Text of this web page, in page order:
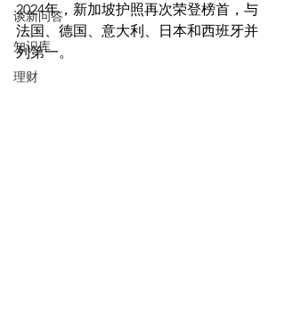
谈新问答
知识库
理财
2024年，新加坡护照再次荣登榜首，与
法国、德国、意大利、日本和西班牙并
列第一。